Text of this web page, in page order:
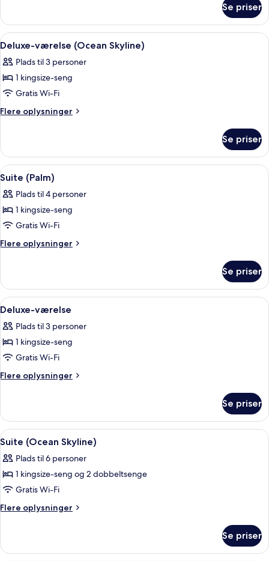
suite
Se priser
Indlæs
alle
billeder
af
Deluxe-
værelse
Deluxe-værelse (Ocean Skyline) |
5
Deluxe-værelse (Ocean Skyline)
Plads til 3 personer
1 kingsize-seng
Gratis Wi-Fi
Flere oplysninger
Flere
værelse
(Ocean
Skyline)
Se priser
Indlæs
alle
billeder
af
Suite
(Palm)
Et rummeligt soveværelse med en
3
Suite (Palm)
Plads til 4 personer
1 kingsize-seng
Gratis Wi-Fi
Flere oplysninger
Flere
(Palm)
Se priser
Indlæs
alle
billeder
af
Deluxe-
værelse
Et soveværelse med en stor seng, et
5
Deluxe-værelse
Plads til 3 personer
1 kingsize-seng
Gratis Wi-Fi
Flere oplysninger
Flere
værelse
Se priser
Indlæs
alle
billeder
af
Suite
(Ocean
Et rummeligt soveværelse med en
4
Suite (Ocean Skyline)
Plads til 6 personer
1 kingsize-seng og 2 dobbeltsenge
Gratis Wi-Fi
Flere oplysninger
Flere
(Ocean
Se priser